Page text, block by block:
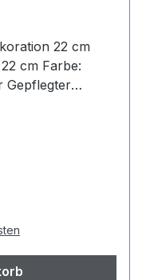
22 cm
Farbe: